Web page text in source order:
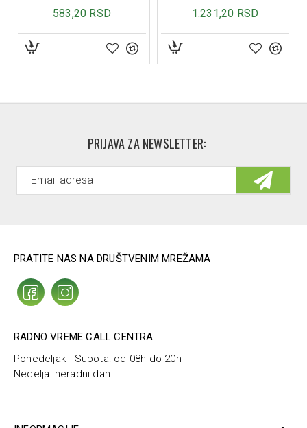
583,20 RSD 1.231,20 RSD
PRIJAVA ZA NEWSLETTER:
PRATITE NAS NA DRUŠTVENIM MREŽAMA
RADNO VREME CALL CENTRA
Ponedeljak - Subota: od 08h do 20h
Nedelja: neradni dan